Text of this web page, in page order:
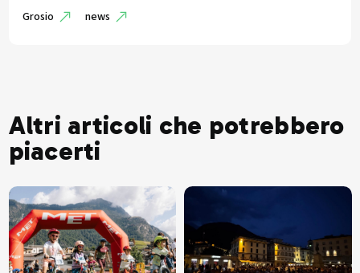
Grosio news
Altri articoli che potrebbero
piacerti